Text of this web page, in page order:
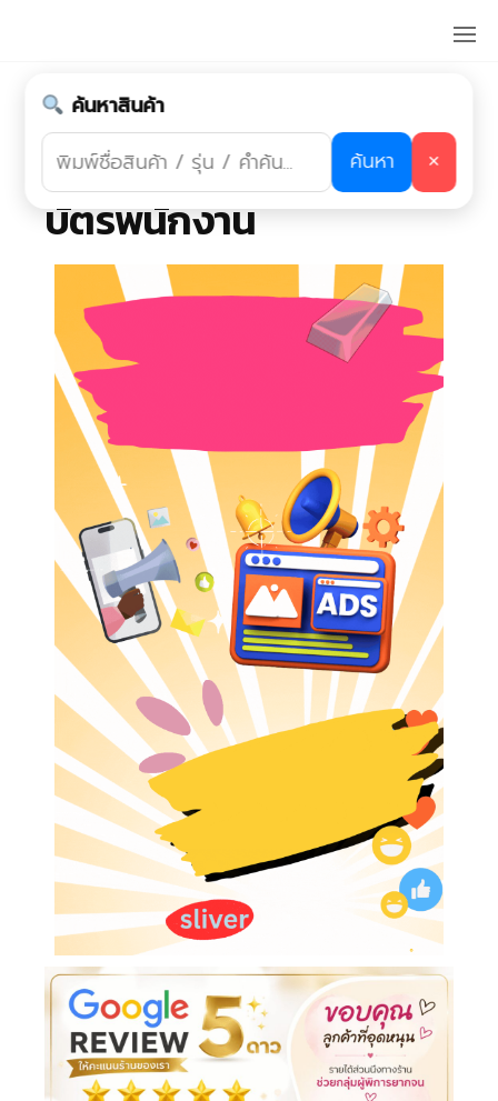
ค้นหาสินค้า
ค้นหา
✕
content
ป้ายแถว
เพชรเกษม
บัตรพีวีซีการ์ด บัตร
สมาชิก/บัตรสะสมแต้ม/
บัตรพนักงาน